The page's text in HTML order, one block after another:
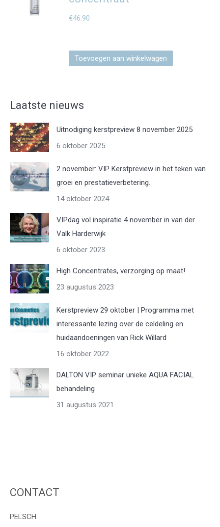
€46.90
Toevoegen aan winkelwagen
Laatste nieuws
Uitnodiging kerstpreview 8 november 2025
6 oktober 2025
2 november: VIP Kerstpreview in het teken van
groei en prestatieverbetering.
14 oktober 2024
VIPdag vol inspiratie 4 november in van der
Valk Harderwijk
6 oktober 2023
High Concentrates, verzorging op maat!
23 augustus 2023
Kerstpreview 29 oktober | Programma met
interessante lezing over de celdeling en
huidaandoeningen van Rick Willard
16 oktober 2022
DALTON VIP seminar unieke AQUA FACIAL
behandeling
31 augustus 2021
CONTACT
PELSCH